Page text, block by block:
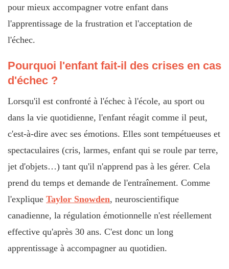
pour mieux accompagner votre enfant dans
l'apprentissage de la frustration et l'acceptation de
l'échec.
Pourquoi l'enfant fait-il des crises en cas
d'échec ?
Lorsqu'il est confronté à l'échec à l'école, au sport ou
dans la vie quotidienne, l'enfant réagit comme il peut,
c'est-à-dire avec ses émotions. Elles sont tempétueuses et
spectaculaires (cris, larmes, enfant qui se roule par terre,
jet d'objets…) tant qu'il n'apprend pas à les gérer. Cela
prend du temps et demande de l'entraînement. Comme
l'explique Taylor Snowden, neuroscientifique
canadienne, la régulation émotionnelle n'est réellement
effective qu'après 30 ans. C'est donc un long
apprentissage à accompagner au quotidien.